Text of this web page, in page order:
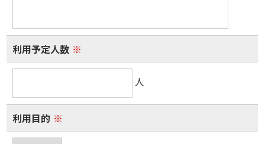
利用予定人数 ※
人
利用目的 ※